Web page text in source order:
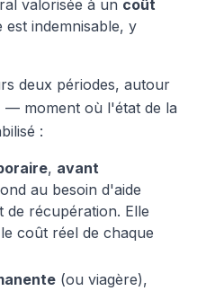
valorisée à un coût
est indemnisable, y
deux périodes, autour
— moment où l'état de la
:
, avant
au besoin d'aide
de récupération. Elle
coût réel de chaque
(ou viagère),